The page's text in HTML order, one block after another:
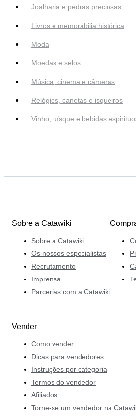
Joalharia e pedras preciosas
Livros e memorabilia histórica
Moda
Moedas e selos
Música, cinema e câmeras
Relógios, canetas e isqueiros
Vinho, uísque e bebidas
Sobre a Catawiki
Sobre a Catawiki
Os nossos especialistas
Recrutamento
Imprensa
Parcerias com a Catawiki
Vender
Como vender
Dicas para vendedores
Instruções por categoria
Termos do vendedor
Afiliados
Torne-se um vendedor na